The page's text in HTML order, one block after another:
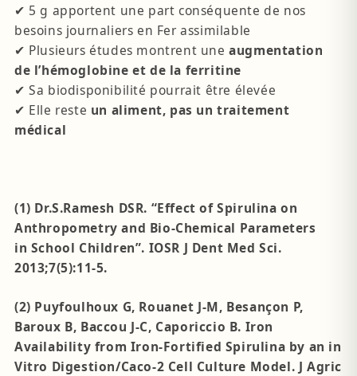
✔ 5 g apportent une part conséquente de nos
besoins journaliers en Fer assimilable
✔ Plusieurs études montrent uneaugmentation
de l’hémoglobine et de la ferritine
✔ Sa biodisponibilité pourrait être élevée
✔ Elle reste un aliment, pas un traitement
médical
(1) Dr.S.Ramesh DSR. “Effect of Spirulina on
Anthropometry and Bio-Chemical Parameters
in School Children”. IOSR J Dent Med Sci.
2013;7(5):11-5.
(2) Puyfoulhoux G, Rouanet J-M, Besançon P,
Baroux B, Baccou J-C, Caporiccio B. Iron
Availability from Iron-Fortified Spirulina by an in
Vitro Digestion/Caco-2 Cell Culture Model. J Agric